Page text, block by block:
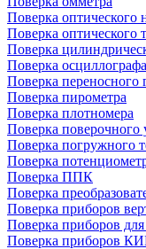
Поверка оптического
Поверка оптического
Поверка
Поверка осциллографа
Поверка переносного
Поверка пирометра
Поверка плотномера
Поверка поверочного
Поверка погружного
Поверка
Поверка ППК
Поверка
Поверка приборов
Поверка приборов
Поверка приборов